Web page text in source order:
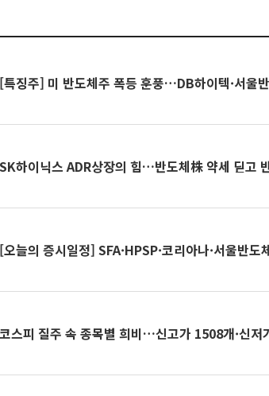
SK하이닉스 ADR상장의 힘…반도체株 약세 딛고
[오늘의 증시일정] SFA·HPSP·코리아나·서울반도
코스피 질주 속 종목별 희비…신고가 1508개·신저